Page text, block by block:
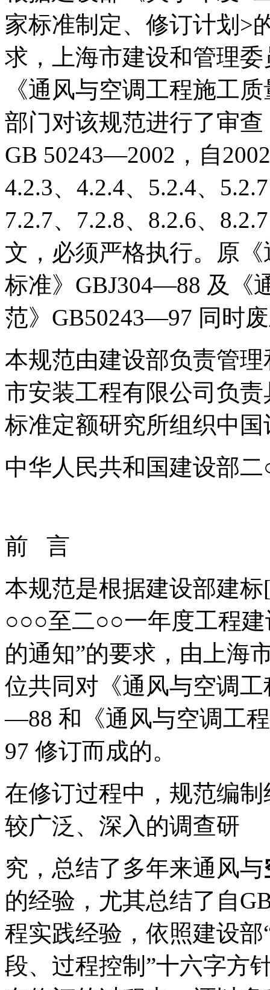
家标准制定、修订计划>
求，上海市建设和管理
《通风与空调工程施工
部门对该规范进行了审
GB 50243—2002，自
4.2.3、4.2.4、5.2.4、
7.2.7、7.2.8、8.2.6、
文，必须严格执行。原
标准》GBJ304—88 及《
范》GB50243—97 同时
本规范由建设部负责管
市安装工程有限公司负
标准定额研究所组织中
中华人民共和国建设部
前
言
本规范是根据建设部建
○○○至二○○一年度工程
的通知”的要求，由上海
位共同对《通风与空调
—88 和《通风与空调工
97 修订而成的。
在修订过程中，规范编
较广泛、深入的调查研
究，总结了多年来通风与
的经验，尤其总结了自
程实践经验，依照建设
段、过程控制”十六字方